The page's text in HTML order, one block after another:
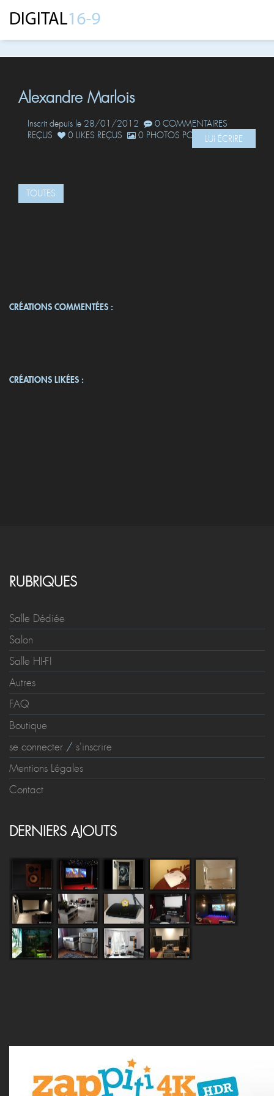
Alexandre Marlois
Inscrit depuis le 28/01/2012
0 COMMENTAIRES
REÇUS
0 LIKES REÇUS 0 PHOTOS POSTÉESLUI ÉCRIRE
TOUTES
CRÉATIONS COMMENTÉES :
CRÉATIONS LIKÉES :
RUBRIQUES
Salle Dédiée
Salon
Salle HI-FI
Autres
FAQ
Boutique
se connecter / s'inscrire
Mentions Légales
Contact
DERNIERS AJOUTS